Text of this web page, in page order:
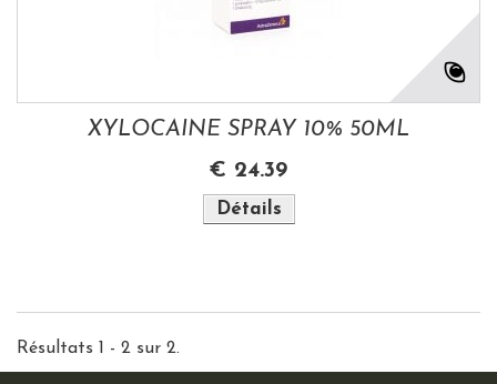
XYLOCAINE SPRAY 10% 50ML
€ 24.39
Détails
Résultats 1 - 2 sur 2.